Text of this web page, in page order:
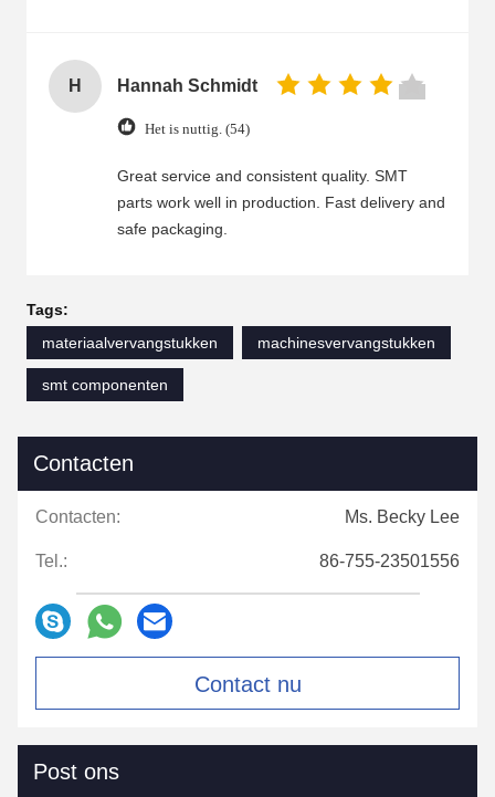
H Hannah Schmidt
Het is nuttig. (54)
Great service and consistent quality. SMT
parts work well in production. Fast delivery and
safe packaging.
Tags:
materiaalvervangstukken
machinesvervangstukken
smt componenten
Contacten
Contacten: Ms. Becky Lee
Tel.: 86-755-23501556
Contact nu
Post ons